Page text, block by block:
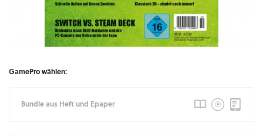
GamePro wählen:
Bundle aus Heft und Epaper